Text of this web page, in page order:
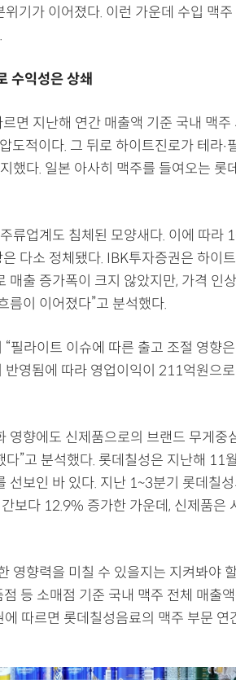
기가 이어졌다. 이런 가운데 수입 맥주
수익성은 상쇄
면 지난해 연간 매출액 기준 국내 맥주
도적이다. 그 뒤로 하이트진로가 테라‧
했다. 일본 아사히 맥주를 들여오는 롯데
류업계도 침체된 모양새다. 이에 따라
다소 정체됐다. IBK투자증권은 하이
매출 증가폭이 크지 않았지만, 가격 인상
름이 이어졌다”고 분석했다.
필라이트 이슈에 따른 출고 조절 영향은
영됨에 따라 영업이익이 211억원으로
영향에도 신제품으로의 브랜드 무게중
”고 분석했다. 롯데칠성은 지난해 11월
선보인 바 있다. 지난 1~3분기 롯데칠성
보다 12.9% 증가한 가운데, 신제품은
영향력을 미칠 수 있을지는 지켜봐야
등 소매점 기준 국내 맥주 전체 매출
따르면 롯데칠성음료의 맥주 부문 연